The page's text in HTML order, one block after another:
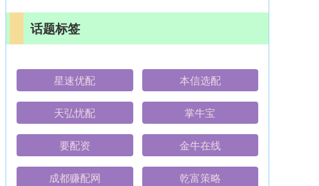
话题标签
星速优配 本信选配
天弘忧配 掌牛宝
要配资 金牛在线
成都赚配网 乾富策略